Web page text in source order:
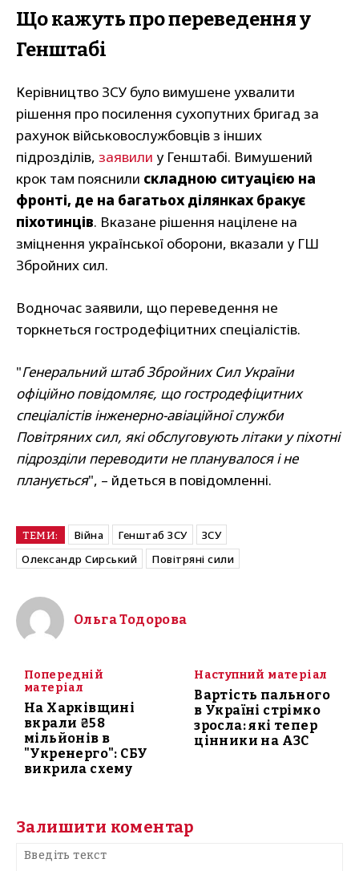
Що кажуть про переведення у
Генштабі
Керівництво ЗСУ було вимушене ухвалити
рішення про посилення сухопутних бригад за
рахунок військовослужбовців з інших
підрозділів, заявили у Генштабі. Вимушений
крок там пояснили складною ситуацією на
фронті, де на багатьох ділянках бракує
піхотинців. Вказане рішення націлене на
зміцнення української оборони, вказали у ГШ
Збройних сил.
Водночас заявили, що переведення не
торкнеться гостродефіцитних спеціалістів.
"Генеральний штаб Збройних Сил України
офіційно повідомляє, що гостродефіцитних
спеціалістів інженерно-авіаційної служби
Повітряних сил, які обслуговують літаки у піхотні
підрозділи переводити не планувалося і не
планується", – йдеться в повідомленні.
ТЕМИ: Війна Генштаб ЗСУ
ЗСУ
Олександр Сирський
Повітряні сили
Ольга Тодорова
Попередній
матеріал
На Харківщині
вкрали ₴58
мільйонів в
"Укренерго": СБУ
викрила схему
Наступний матеріал
Вартість пального
в Україні стрімко
зросла: які тепер
цінники на АЗС
Залишити коментар